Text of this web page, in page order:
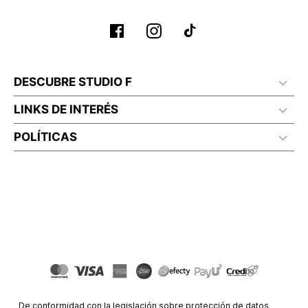
DESCUBRE STUDIO F
LINKS DE INTERÉS
POLÍTICAS
De conformidad con la legislación sobre protección de datos